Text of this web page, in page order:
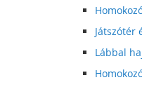
Játszótér
Lábbal